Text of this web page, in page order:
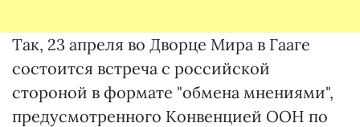
Так, 23 апреля во Дворце Мира в Гааге
состоится встреча с российской
стороной в формате "обмена мнениями",
предусмотренного Конвенцией ООН по